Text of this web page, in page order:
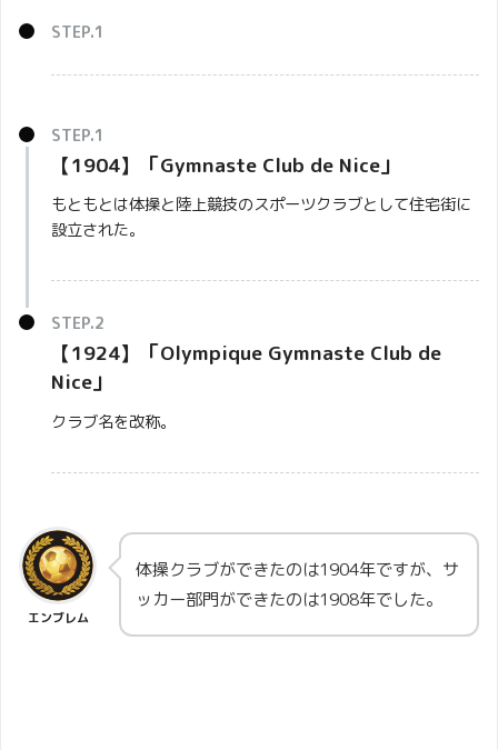
【1904】「Gymnaste Club de Nice」
もともとは体操と陸上競技のスポーツクラブとして住宅街に
設立された。
【1924】「Olympique Gymnaste Club de
Nice」
クラブ名を改称。
エンブレム
体操クラブができたのは1904年ですが、サ
ッカー部門ができたのは1908年でした。